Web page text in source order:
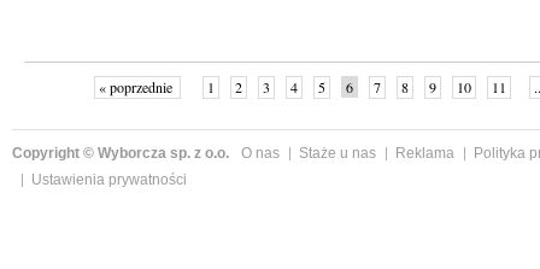
« poprzednie 1 2 3 4 5 6 7 8 9 10 11
Copyright © Wyborcza sp. z o.o. O nas Staże u nas Reklama
Polityka
Ustawienia prywatności